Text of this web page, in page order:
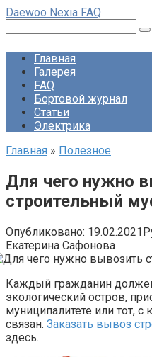
Перейти
контенту
Daewoo Nexia FAQ
Главная
Галерея
FAQ
Бортовой журнал
Статьи
Электрика
Главная » Полезное
Для чего нужно
строительный
Опубликовано: 19.02.2021
Екатерина Сафонова
Каждый гражданин
экологический остров,
муниципалитете или тот,
связан. Заказать вывоз
здесь.